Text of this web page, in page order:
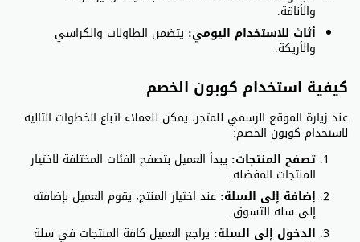
والأناقة.
أثاث للاستخدام اليومي: يتضمن الطاولات والكراسي
والأريكة.
كيفية استخدام كوبون الخصم
عند زيارة الموقع الرسمي للمتجر، يمكن للعملاء اتباع الخطوات التالية
لاستخدام كوبون الخصم:
تصفح المنتجات: يبدأ العميل بتصفح الفئات المختلفة لاختيار
المنتجات المفضلة.
إضافة إلى السلة: عند اختيار المنتج، يقوم العميل بإضافته
إلى سلة التسوق.
الدخول إلى السلة: يراجع العميل كافة المنتجات في سلة